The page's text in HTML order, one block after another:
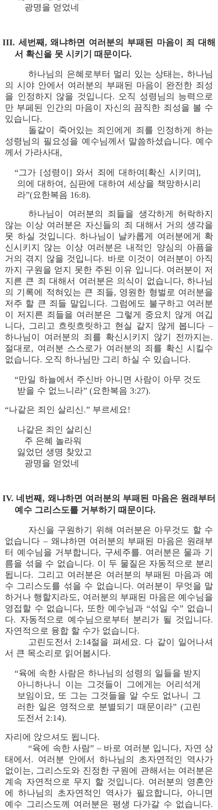
광명을 얻었네
III. 세번째, 왜냐하면 여러분의 부패된 마음이 죄 대해
서 확신을 못 시키기 때문이다.
하나님의 은혜로부터 멀리 있는 상태는, 하나님
의 시야 안에서 여러분의 부패된 마음이 완전한 죄성
을 인정하지 않을 것입니다. 오직 성령님의 능력으로
만 부페된 인간의 마음이 자신의 끔직한 죄성을 볼 수
있습니다.
돌같이 죽어있는 죄인에게 죄를 인정하게 하는
성령님의 필요성을 예수님께서 말씀하셨습니다. 예수
께서 가라사대,
“그가 [성령이] 와서 죄에 대하여[확신 시키며],
의에 대하여, 심판에 대하여 세상을 책망하시리
라”(요한복음 16:8).
하나님이 여러분의 죄들을 생각하게 허락하지
않는 이상 여러분은 자신들의 죄 대해서 거의 생각을
못 하실 것입니다. 하나님이 날카롭게 여러분에게 확
신시키지 않는 이상 여러분은 내적인 양심의 아픔을
거의 겪지 않을 것입니다. 바로 이것이 여러분이 아직
까지 구원을 얻지 못한 주된 이유 입니다. 여러분이 저
지른 큰 죄 대해서 여러분은 의식이 없습니다, 하나님
의 기록에 적혀있는 큰 죄들, 영원한 형벌로 여러분을
저주 할 큰 죄들 말입니다. 그럼에도 불구하고 여러분
이 저지른 죄들을 여러분은 그렇게 중요치 않게 여깁
니다, 그리고 흐릿흐릿하고 현실 같지 않게 봅니다 –
하나님이 여러분의 죄를 확신시키지 않기 전까지는.
절대로, 여러분 스스로가 여러분의 죄를 확신 시킬수
없습니다. 오직 하나님만 그리 하실 수 있습니다.
“만일 하늘에서 주신바 아니면 사람이 아무 것도
받을 수 없느니라” (요한복음 3:27).
“나같은 죄인 살리신.” 부르세요!
나같은 죄인 살리신
주 은혜 놀라워
잃었던 생명 찾았고
광명을 얻었네
IV. 네번째, 왜냐하면 여러분의 부패된 마음은 원래부터
예수 그리스도를 거부하기 때문이다.
자신을 구원하기 위해 여러분은 아무것도 할 수
없습니다 – 왜냐하면 여러분의 부패된 마음은 원래부
터 예수님을 거부합니다, 구세주를. 여러분은 물과 기
름을 섞을 수 없습니다. 이 두 물질은 자동적으로 분리
됩니다. 그리고 여러분은 여러분의 부패된 마음과 예
수 그리스도를 섞을 수 없습니다. 여러분이 무엇을 말
하거나 행할지라도, 여러분의 부패된 마음은 예수님을
영접할 수 없습니다, 또한 예수님과 “섞일 수” 없습니
다. 자동적으로 예수님으로부터 분리가 될 것입니다.
자연적으로 융합 할 수가 없습니다.
고린도전서 2:14절을 펴세요. 다 같이 일어나셔
서 큰 목소리로 읽어봅시다.
“육에 속한 사람은 하나님의 성령의 일들을 받지
아니하나니 이는 그것들이 그에게는 어리석게
보임이요, 또 그는 그것들을 알 수도 없나니 그
러한 일은 영적으로 분별되기 때문이라” (고린
도전서 2:14).
자리에 앉으셔도 됩니다.
“육에 속한 사람” – 바로 여러분 입니다, 자연 상
태에서. 여러분 안에서 하나님의 초자연적인 역사가
없이는, 그리스도와 진정한 구원에 관해서는 여러분은
계속 자연적으로 무지 할 것입니다. 여러분의 영혼안
에 하나님의 초자연적인 역사가 필요합니다, 아니면
예수 그리스도께 여러분은 평생 다가갈 수 없습니다.